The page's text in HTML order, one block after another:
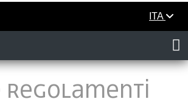
ITA
REGOLAMENTI